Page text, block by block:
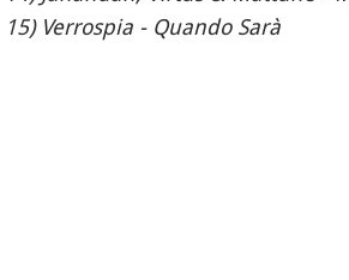
15) Verrospia - Quando Sarà